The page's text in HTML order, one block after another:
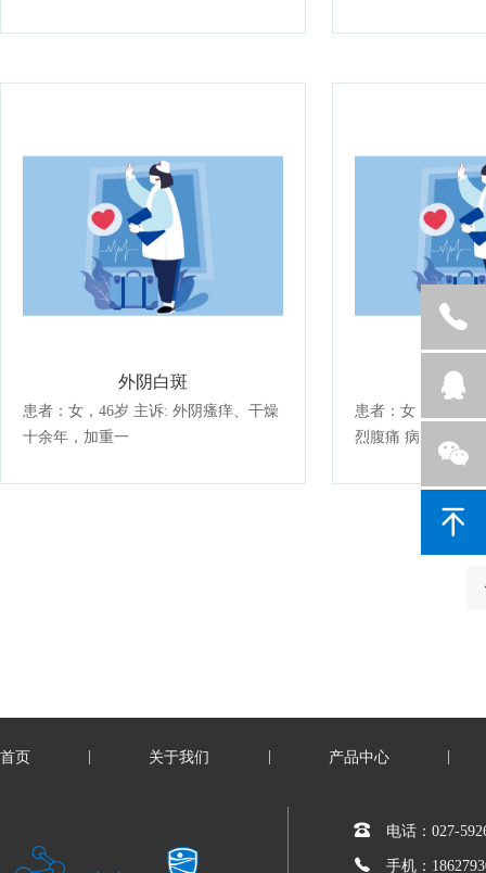
外阴白斑
患者：女，46岁 主诉: 外阴瘙痒、干燥
十余年，加重一
患者：女，17岁 主诉：经期第一天剧
烈腹痛 病史
首页 关于我们 产品中心
电话：027-
手机：